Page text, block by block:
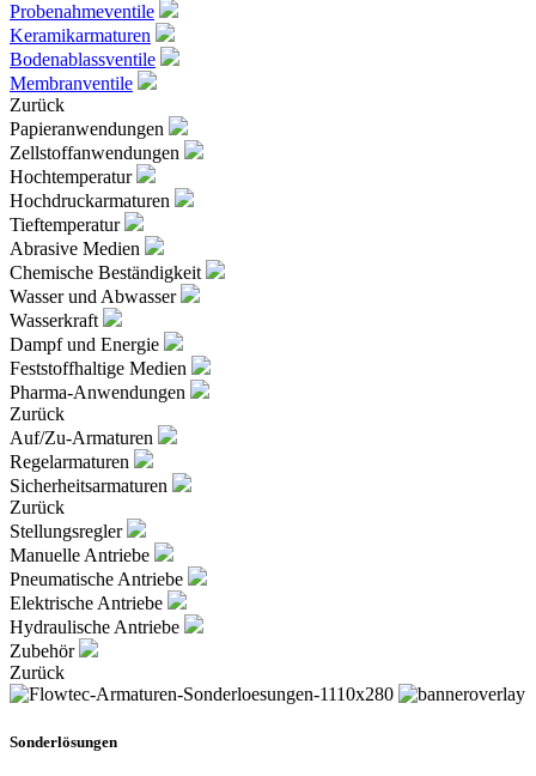
Probenahmeventile
Keramikarmaturen
Bodenablassventile
Membranventile
Zurück
Papieranwendungen
Zellstoffanwendungen
Hochtemperatur
Hochdruckarmaturen
Tieftemperatur
Abrasive Medien
Chemische Beständigkeit
Wasser und Abwasser
Wasserkraft
Dampf und Energie
Feststoffhaltige Medien
Pharma-Anwendungen
Zurück
Auf/Zu-Armaturen
Regelarmaturen
Sicherheitsarmaturen
Zurück
Stellungsregler
Manuelle Antriebe
Pneumatische Antriebe
Elektrische Antriebe
Hydraulische Antriebe
Zubehör
Zurück
Sonderlösungen